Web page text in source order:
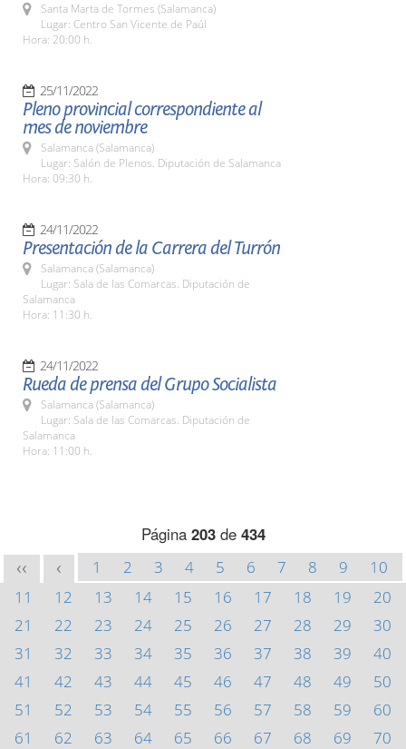
Santa Marta de Tormes (Salamanca)
Lugar: Centro San Vicente de Paúl
Hora: 20:00 h.
25/11/2022
Pleno provincial correspondiente al
mes de noviembre
Salamanca (Salamanca)
Lugar: Salón de Plenos. Diputación de Salamanca
Hora: 09:30 h.
24/11/2022
Presentación de la Carrera del Turrón
Salamanca (Salamanca)
Lugar: Sala de las Comarcas. Diputación de
Salamanca
Hora: 11:30 h.
24/11/2022
Rueda de prensa del Grupo Socialista
Salamanca (Salamanca)
Lugar: Sala de las Comarcas. Diputación de
Salamanca
Hora: 11:00 h.
Página 203de 434
<< < 1 2 3 4 5 6 7 8 9
10
11
12 13 14 15 16 17 18 19
20
21
22 23 24 25 26 27 28 29
30
31
32 33 34 35 36 37 38 39
40
41
42 43 44 45 46 47 48 49
50
51
52 53 54 55 56 57 58 59
60
61
62 63 64 65 66 67 68 69
70